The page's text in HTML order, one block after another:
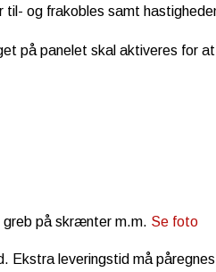
og frakobles samt
på panelet skal aktiveres for
greb på skrænter m.m. Se foto
Ekstra leveringstid må